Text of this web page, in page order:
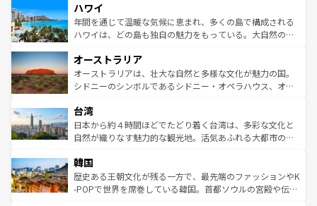
ば市内交通費無料で観光を楽しむこともできる。 なお、新
着のスイス情報はコンテンツ一覧 を参照してほしい。
のような巨大都市は、観光、ショッピング、エンターテイ
ンメントが詰まった刺激的なスポットだ。一方、アメリカ
西部には大自然が広がり、グランドキャニオンやイエロー
部のニューオーリンズでは、音楽と美食が融合した独特の
文化が魅力。旅行者はアメリカの各地域で異なる魅力を楽
しみながら、その多様性と豊かな歴史を感じることができ
ならではの贅沢な旅のスタイルだ。 なお、新着のアメリカ
情報はコンテンツ一覧を参照してほしい。
ハワイ
年間を通じて温暖な気候に恵まれ、多くの島で構成される
ハワイは、どの島も独自の魅力をもっている。大自然の神
ワイ島は見逃せない。また、定番の観光地といえばオアフ
島だが、静かな自然を求めるならマウイ島やカウアイ島が
おすすめ。エメラルドグリーンに輝く海をはじめ、豊かな
れるおもてなしの心で訪れる人々を迎えてくれるハワイの
人々、おいしいローカルフードやハワイアンミュージッ
ク、伝統的なフラダンスなど、すべてがハワイの魅力を彩
ワイを、存分に味わってほしい。 なお、新着のハワイ情報
はコンテンツ一覧を参照してほしい。
オーストラリア
オーストラリアは、壮大な自然と多様な文化が魅力の国。
シドニーのシンボルであるシドニー・オペラハウス、オー
リアリーフや大陸中央部にそびえるウルル（エアーズロッ
ク）、タスマニアの美しい原生林やケアンズの熱帯雨林な
ど、見どころがたくさん。また、カフェやワイン、オージ
いる。アクティビティも充実しており、サーフィンやダイ
ビング、ハイキングなど、アウトドア好きにはたまらな
い。オーストラリアの多彩な魅力を存分に味わいつくそ
台湾
日本から約４時間ほどでたどり着く台湾は、多彩な文化と
自然が織りなす魅力的な観光地。活気あふれる大都市の台
ン）、静ひつな山岳地帯である台湾東部など、都市の喧騒
と山間の静けさが共存しており、訪れる人に新しい発見と
驚きをもたらしてくれる。また、奥深い台湾の食文化も魅
韓国
歴史ある王朝文化が残る一方で、最先端のファッションやK
-POPで世界を席巻している韓国。首都ソウルの宮殿や伝統